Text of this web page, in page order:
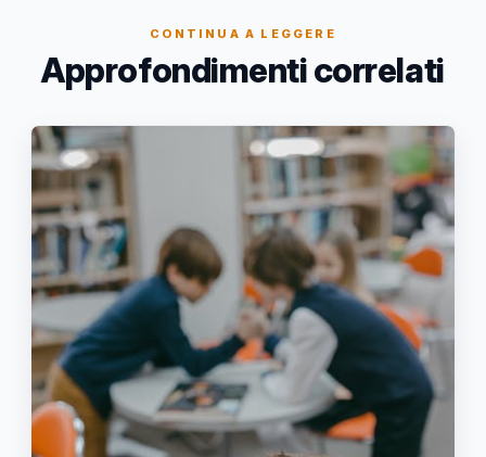
CONTINUA A LEGGERE
Approfondimenti correlati